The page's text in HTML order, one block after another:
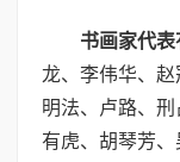
书画家代表
龙、李伟华、
明法、卢路、
有虎、胡琴芳